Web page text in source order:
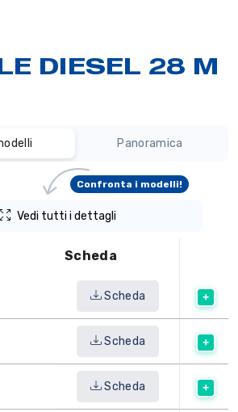
DIESEL 28 M
Panoramica
Vedi tutti i dettagli
Confronta i modelli!
Scheda
Scheda
Scheda
Scheda